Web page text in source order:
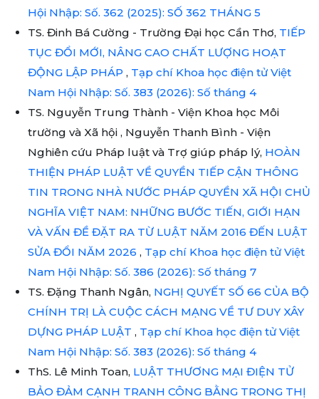
Hội Nhập: Số. 362 (2025): SỐ 362 THÁNG 5
TS. Đinh Bá Cường - Trường Đại học Cần Thơ, TIẾP
TỤC ĐỔI MỚI, NÂNG CAO CHẤT LƯỢNG HOẠT
ĐỘNG LẬP PHÁP , Tạp chí Khoa học điện tử Việt
Nam Hội Nhập: Số. 383 (2026): Số tháng 4
TS. Nguyễn Trung Thành - Viện Khoa học Môi
trường và Xã hội , Nguyễn Thanh Bình - Viện
Nghiên cứu Pháp luật và Trợ giúp pháp lý, HOÀN
THIỆN PHÁP LUẬT VỀ QUYỀN TIẾP CẬN THÔNG
TIN TRONG NHÀ NƯỚC PHÁP QUYỀN XÃ HỘI CHỦ
NGHĨA VIỆT NAM: NHỮNG BƯỚC TIẾN, GIỚI HẠN
VÀ VẤN ĐỀ ĐẶT RA TỪ LUẬT NĂM 2016 ĐẾN LUẬT
SỬA ĐỔI NĂM 2026 , Tạp chí Khoa học điện tử Việt
Nam Hội Nhập: Số. 386 (2026): Số tháng 7
TS. Đặng Thanh Ngân, NGHỊ QUYẾT SỐ 66 CỦA BỘ
CHÍNH TRỊ LÀ CUỘC CÁCH MẠNG VỀ TƯ DUY XÂY
DỰNG PHÁP LUẬT , Tạp chí Khoa học điện tử Việt
Nam Hội Nhập: Số. 383 (2026): Số tháng 4
ThS. Lê Minh Toan, LUẬT THƯƠNG MẠI ĐIỆN TỬ
BẢO ĐẢM CẠNH TRANH CÔNG BẰNG TRONG THỊ